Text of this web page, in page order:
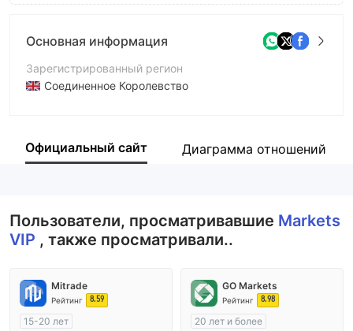
Основная информация
Зарегистрированный регион
Соединенное Королевство
Компания
Официальный сайт Диаграмма отношений
Пользователи, просматривавшие Markets
VIP , также просматривали..
Mitrade
Рейтинг 8.59
15-20 лет
GO Markets
Рейтинг 8.98
20 лет и более